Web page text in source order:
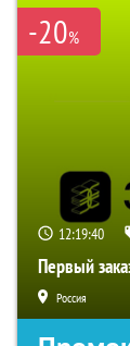
-20%
12:19:39
Первый
Россия